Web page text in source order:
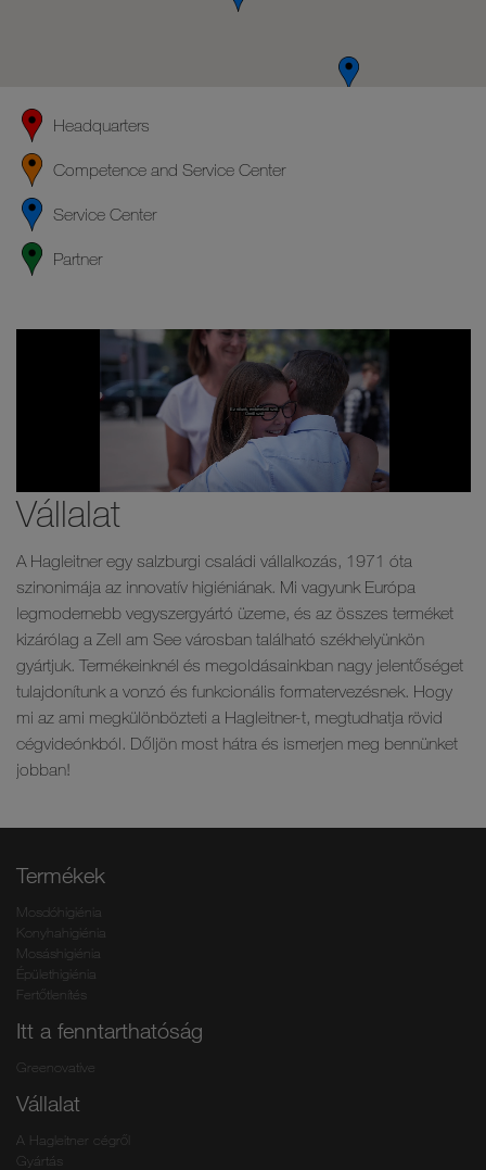
Headquarters
Competence and Service Center
Service Center
Partner
Vállalat
A Hagleitner egy salzburgi családi vállalkozás, 1971 óta
szinonimája az innovatív higiéniának. Mi vagyunk Európa
legmodernebb vegyszergyártó üzeme, és az összes terméket
kizárólag a Zell am See városban található székhelyünkön
gyártjuk. Termékeinknél és megoldásainkban nagy jelentőséget
tulajdonítunk a vonzó és funkcionális formatervezésnek. Hogy
mi az ami megkülönbözteti a Hagleitner-t, megtudhatja rövid
cégvideónkból. Dőljön most hátra és ismerjen meg bennünket
jobban!
Termékek
Mosdóhigiénia
Konyhahigiénia
Mosáshigiénia
Épülethigiénia
Fertőtlenítés
Itt a fenntarthatóság
Greenovative
Vállalat
A Hagleitner cégről
Gyártás